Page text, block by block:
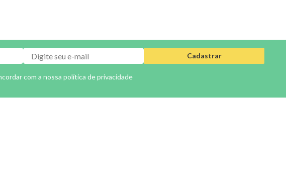
Cadastrar
com a nossapolítica de privacidade